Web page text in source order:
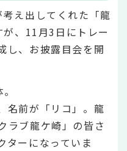
え出してくれた「龍
、11月3日にトレー
し、お披露目会を開
名前が「リコ」。龍
ラブ龍ケ崎」の皆さ
ターになっていま